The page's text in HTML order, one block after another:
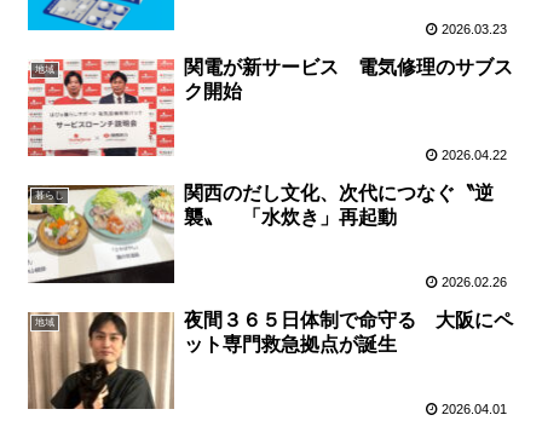
2026.03.23
地域
関電が新サービス 電気修理のサブス
ク開始
2026.04.22
暮らし
関西のだし文化、次代につなぐ〝逆
襲〟 「水炊き」再起動
2026.02.26
地域
夜間３６５日体制で命守る 大阪にペ
ット専門救急拠点が誕生
2026.04.01